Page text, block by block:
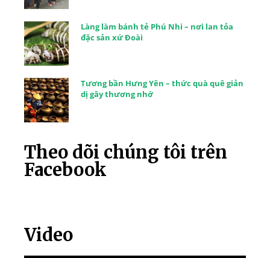
Làng làm bánh tẻ Phú Nhi – nơi lan tỏa
đặc sản xứ Đoài
Tương bần Hưng Yên – thức quà quê giản
dị gây thương nhớ
Theo dõi chúng tôi trên
Facebook
Video